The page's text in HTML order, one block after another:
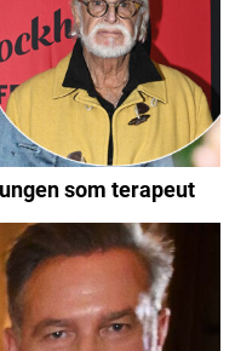
som terapeut